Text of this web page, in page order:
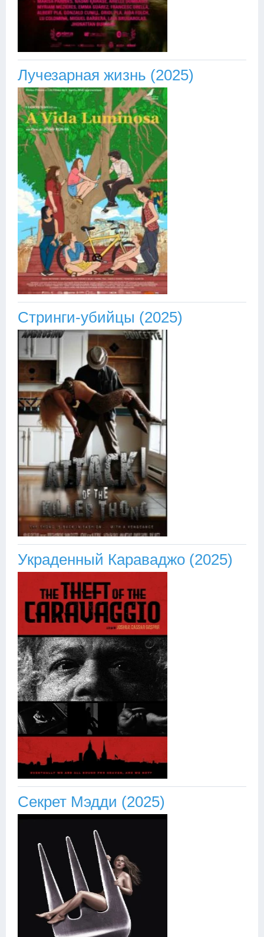
Лучезарная жизнь (2025)
Стринги-убийцы (2025)
Украденный Караваджо (2025)
Секрет Мэдди (2025)